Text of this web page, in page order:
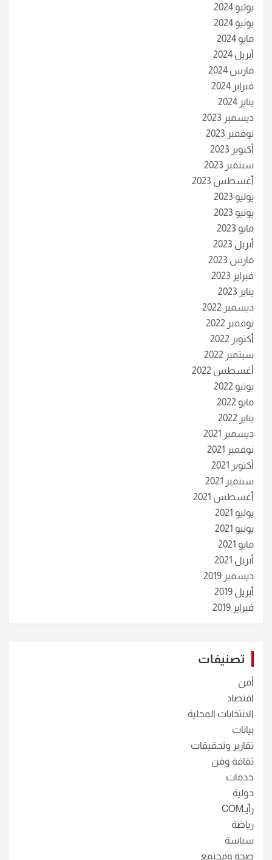
يوليو 2024
يونيو 2024
مايو 2024
أبريل 2024
مارس 2024
فبراير 2024
يناير 2024
ديسمبر 2023
نوفمبر 2023
أكتوبر 2023
سبتمبر 2023
أغسطس 2023
يوليو 2023
يونيو 2023
مايو 2023
أبريل 2023
مارس 2023
فبراير 2023
يناير 2023
ديسمبر 2022
نوفمبر 2022
أكتوبر 2022
سبتمبر 2022
أغسطس 2022
يونيو 2022
مايو 2022
يناير 2022
ديسمبر 2021
نوفمبر 2021
أكتوبر 2021
سبتمبر 2021
أغسطس 2021
يوليو 2021
يونيو 2021
مايو 2021
أبريل 2021
ديسمبر 2019
أبريل 2019
فبراير 2019
تصنيفات
أمن
اقتصاد
الانتخابات المحلية
بيانات
تقارير وتحقيقات
ثقافة وفن
خدمات
دولية
رأيـCOM
رياضة
سياسة
صحة ومجتمع